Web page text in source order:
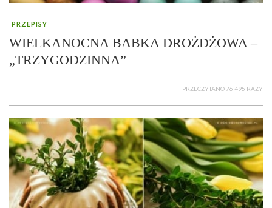
PRZEPISY
WIELKANOCNA BABKA DROŻDŻOWA –
„TRZYGODZINNA”
PRZECZYTANO 76 495 RAZY